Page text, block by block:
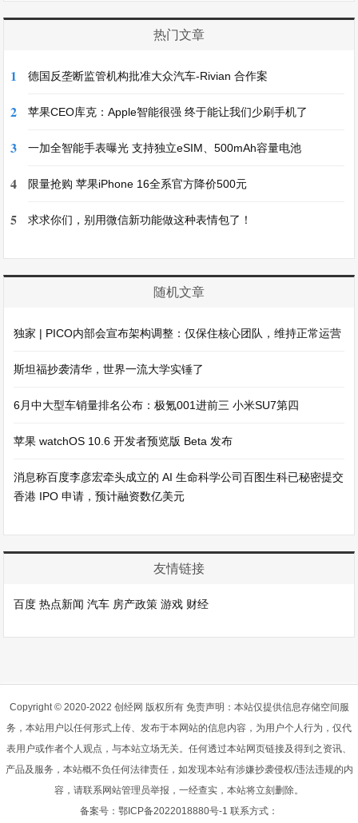
热门文章
1 德国反垄断监管机构批准大众汽车-Rivian 合作案
2 苹果CEO库克：Apple智能很强 终于能让我们少刷手机了
3 一加全智能手表曝光 支持独立eSIM、500mAh容量电池
4 限量抢购 苹果iPhone 16全系官方降价500元
5 求求你们，别用微信新功能做这种表情包了！
随机文章
独家 | PICO内部会宣布架构调整：仅保住核心团队，维持正常运营
斯坦福抄袭清华，世界一流大学实锤了
6月中大型车销量排名公布：极氪001进前三 小米SU7第四
苹果 watchOS 10.6 开发者预览版 Beta 发布
消息称百度李彦宏牵头成立的 AI 生命科学公司百图生科已秘密提交
香港 IPO 申请，预计融资数亿美元
友情链接
百度 热点新闻 汽车 房产政策 游戏 财经
Copyright © 2020-2022 创经网 版权所有 免责声明：本站仅提供信息存储空间服
务，本站用户以任何形式上传、发布于本网站的信息内容，为用户个人行为，仅代
表用户或作者个人观点，与本站立场无关。任何透过本站网页链接及得到之资讯、
产品及服务，本站概不负任何法律责任，如发现本站有涉嫌抄袭侵权/违法违规的内
容，请联系网站管理员举报，一经查实，本站将立刻删除。
备案号： 鄂ICP备2022018880号-1 联系方式：